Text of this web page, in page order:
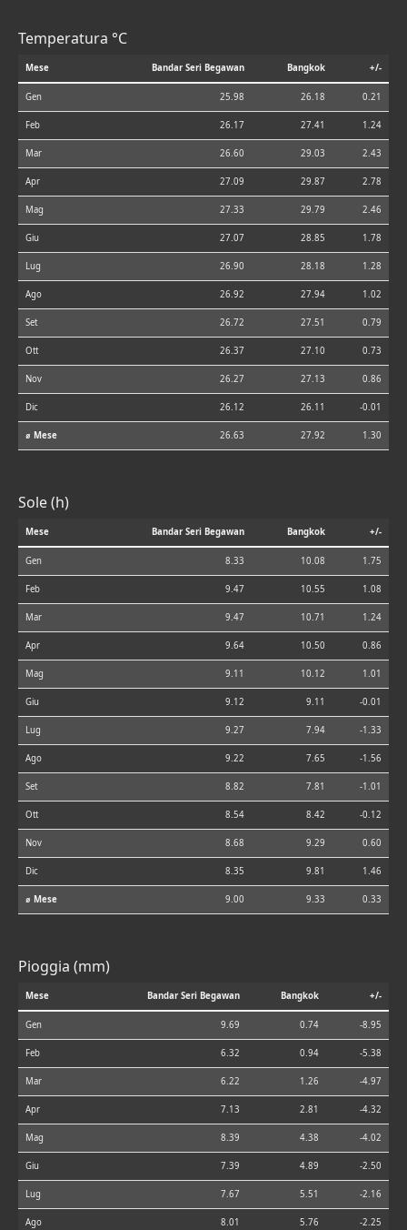
Temperatura °C
Mese Bandar Seri Begawan Bangkok +/-
Gen 25.98 26.18 0.21
Feb 26.17 27.41 1.24
Mar 26.60 29.03 2.43
Apr 27.09 29.87 2.78
Mag 27.33 29.79 2.46
Giu 27.07 28.85 1.78
Lug 26.90 28.18 1.28
Ago 26.92 27.94 1.02
Set 26.72 27.51 0.79
Ott 26.37 27.10 0.73
Nov 26.27 27.13 0.86
Dic 26.12 26.11 -0.01
⌀ Mese 26.63 27.92 1.30
Sole (h)
Mese Bandar Seri Begawan Bangkok +/-
Gen 8.33 10.08 1.75
Feb 9.47 10.55 1.08
Mar 9.47 10.71 1.24
Apr 9.64 10.50 0.86
Mag 9.11 10.12 1.01
Giu 9.12 9.11 -0.01
Lug 9.27 7.94 -1.33
Ago 9.22 7.65 -1.56
Set 8.82 7.81 -1.01
Ott 8.54 8.42 -0.12
Nov 8.68 9.29 0.60
Dic 8.35 9.81 1.46
⌀ Mese 9.00 9.33 0.33
Pioggia (mm)
Mese Bandar Seri Begawan Bangkok +/-
Gen 9.69 0.74 -8.95
Feb 6.32 0.94 -5.38
Mar 6.22 1.26 -4.97
Apr 7.13 2.81 -4.32
Mag 8.39 4.38 -4.02
Giu 7.39 4.89 -2.50
Lug 7.67 5.51 -2.16
Ago 8.01 5.76 -2.25